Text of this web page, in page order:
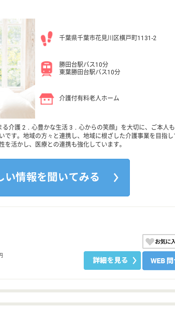
千葉県千葉市花見川区横戸町1131-2
勝田台駅バス10分
東葉勝田台駅バス10分
介護付有料老人ホーム
介護 2．心豊かな生活 3．心からの笑顔」を大切に、ご本人
です。地域の方々と連携し、地域に根ざした介護事業を目指し
活かし、医療との連携も強化しています。